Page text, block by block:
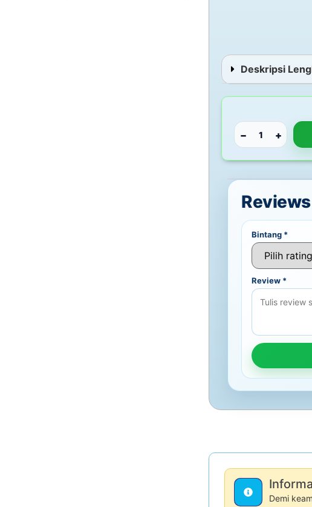
Deskripsi
− +
Reviews
Bintang *
Review *
Demi